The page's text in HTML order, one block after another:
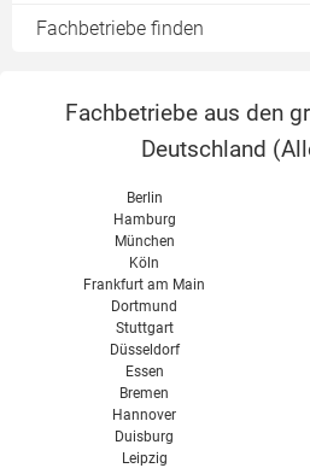
Brennstoffe
Luftzufuhr
Wärme speichern
Reinigen & Abdichten
Fachbetriebe finden
Fachbetriebe aus den
Deutschland (
Berlin
Hamburg
München
Köln
Frankfurt am Main
Dortmund
Stuttgart
Düsseldorf
Essen
Bremen
Hannover
Duisburg
Leipzig